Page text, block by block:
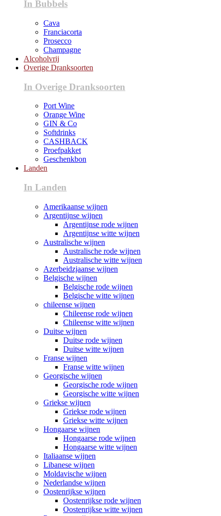
In Bubbels
Cava
Franciacorta
Prosecco
Champagne
Alcoholvrij
Overige Dranksoorten
In Overige Dranksoorten
Port Wine
Orange Wine
GIN & Co
Softdrinks
CASHBACK
Proefpakket
Geschenkbon
Landen
In Landen
Amerikaanse wijnen
Argentijnse wijnen
Argentijnse rode wijnen
Argentijnse witte wijnen
Australische wijnen
Australische rode wijnen
Australische witte wijnen
Azerbeidzjaanse wijnen
Belgische wijnen
Belgische rode wijnen
Belgische witte wijnen
chileense wijnen
Chileense rode wijnen
Chileense witte wijnen
Duitse wijnen
Duitse rode wijnen
Duitse witte wijnen
Franse wijnen
Franse witte wijnen
Georgische wijnen
Georgische rode wijnen
Georgische witte wijnen
Griekse wijnen
Griekse rode wijnen
Griekse witte wijnen
Hongaarse wijnen
Hongaarse rode wijnen
Hongaarse witte wijnen
Italiaanse wijnen
Libanese wijnen
Moldavische wijnen
Nederlandse wijnen
Oostenrijkse wijnen
Oostenrijkse rode wijnen
Oostenrijkse witte wijnen